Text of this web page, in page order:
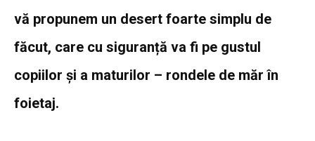
vă propunem un desert foarte simplu de
făcut, care cu siguranță va fi pe gustul
copiilor și a maturilor – rondele de măr în
foietaj.